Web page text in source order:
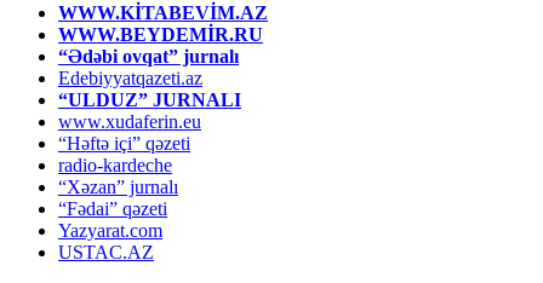
WWW.KİTABEVİM.AZ
WWW.BEYDEMİR.RU
“Ədəbi ovqat” jurnalı
Edebiyyatqazeti.az
“ULDUZ” JURNALI
www.xudaferin.eu
“Həftə içi” qəzeti
radio-kardeche
“Xəzan” jurnalı
“Fədai” qəzeti
Yazyarat.com
USTAC.AZ